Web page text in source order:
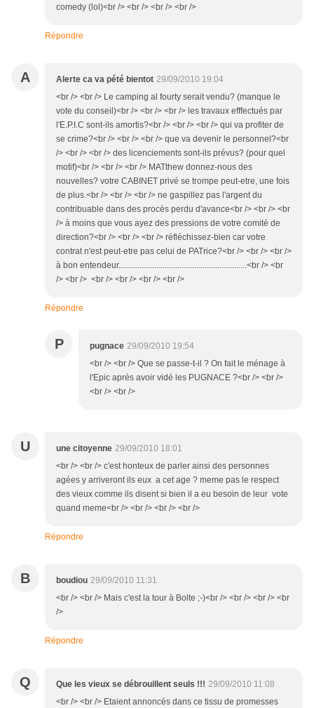
comedy (lol)<br /> <br /> <br /> <br />
Répondre
A Alerte ca va pété bientot 29/09/2010 19:04
<br /> <br /> Le camping al fourty serait vendu? (manque le
vote du conseil)<br /> <br /> <br /> les travaux efffectués par
l'E.P.I.C sont-ils amortis?<br /> <br /> <br /> qui va profiter de
se crime?<br /> <br /> <br /> que va devenir le personnel?<br
/> <br /> <br /> des licenciements sont-ils prévus? (pour quel
motif)<br /> <br /> <br /> MATthew donnez-nous des
nouvelles? votre CABINET privé se trompe peut-etre, une fois
de plus.<br /> <br /> <br /> ne gaspillez pas l'argent du
contribuable dans des procès perdu d'avance<br /> <br /> <br
/> à moins que vous ayez des pressions de votre comité de
direction?<br /> <br /> <br /> réfléchissez-bien car votre
contrat n'est peut-etre pas celui de PATrice?<br /> <br /> <br />
à bon entendeur.............................................................<br /> <br
/> <br /> <br /> <br /> <br /> <br />
Répondre
P pugnace 29/09/2010 19:54
<br /> <br /> Que se passe-t-il ? On fait le ménage à
l'Epic après avoir vidé les PUGNACE ?<br /> <br />
<br /> <br />
U une citoyenne 29/09/2010 18:01
<br /> <br /> c'est honteux de parler ainsi des personnes
agées y arriveront ils eux a cet age ? meme pas le respect
des vieux comme ils disent si bien il a eu besoin de leur vote
quand meme<br /> <br /> <br /> <br />
Répondre
B boudiou 29/09/2010 11:31
<br /> <br /> Mais c'est la tour à Bolte ;-)<br /> <br /> <br /> <br
/>
Répondre
Q Que les vieux se débrouillent seuls !!! 29/09/2010 11:08
<br /> <br /> Etaient annoncés dans ce tissu de promesses